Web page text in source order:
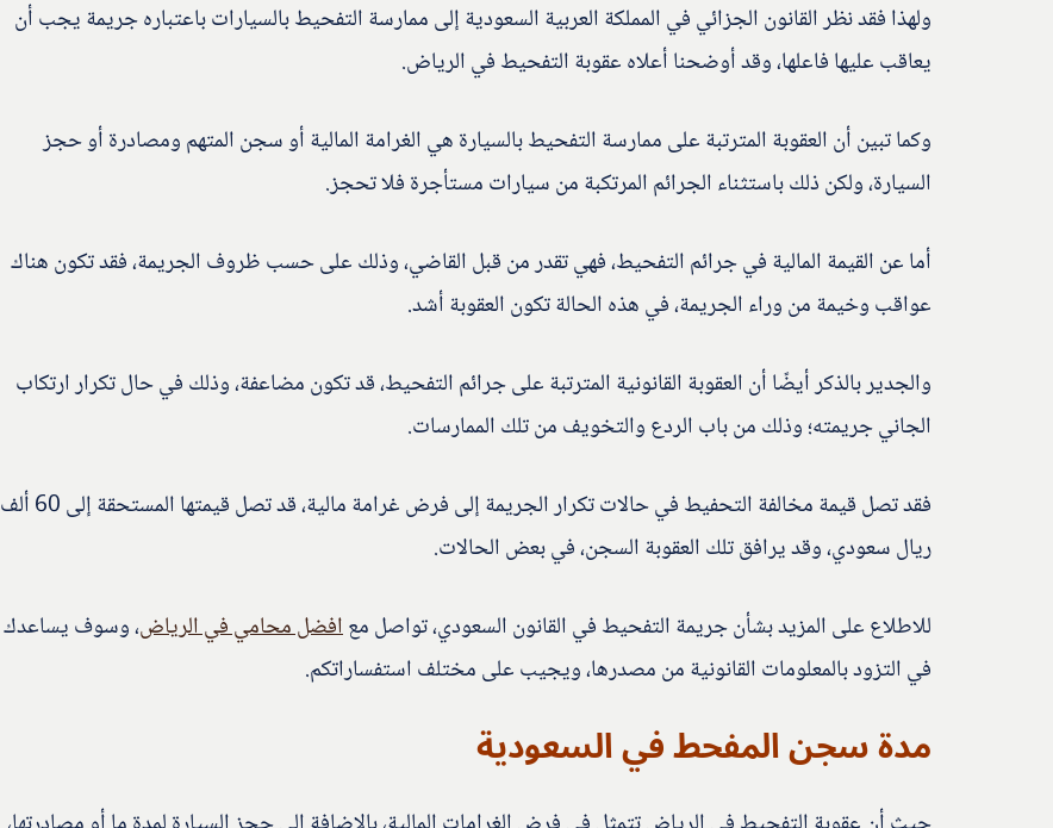
ولهذا فقد نظر القانون الجزائي في المملكة العربية السعودية إلى ممارسة التفحيط بالسيارات باعتباره جريمة يجب أن
يعاقب عليها فاعلها، وقد أوضحنا أعلاه عقوبة التفحيط في الرياض.
وكما تبين أن العقوبة المترتبة على ممارسة التفحيط بالسيارة هي الغرامة المالية أو سجن المتهم ومصادرة أو حجز
السيارة، ولكن ذلك باستثناء الجرائم المرتكبة من سيارات مستأجرة فلا تحجز.
أما عن القيمة المالية في جرائم التفحيط، فهي تقدر من قبل القاضي، وذلك على حسب ظروف الجريمة، فقد تكون هناك
عواقب وخيمة من وراء الجريمة، في هذه الحالة تكون العقوبة أشد.
والجدير بالذكر أيضًا أن العقوبة القانونية المترتبة على جرائم التفحيط، قد تكون مضاعفة، وذلك في حال تكرار ارتكاب
الجاني جريمته؛ وذلك من باب الردع والتخويف من تلك الممارسات.
فقد تصل قيمة مخالفة التحفيط في حالات تكرار الجريمة إلى فرض غرامة مالية، قد تصل قيمتها المستحقة إلى 60 ألف
ريال سعودي، وقد يرافق تلك العقوبة السجن، في بعض الحالات.
للاطلاع على المزيد بشأن جريمة التفحيط في القانون السعودي، تواصل معافضل محامي في الرياض، وسوف يساعدك
في التزود بالمعلومات القانونية من مصدرها، ويجيب على مختلف استفساراتكم.
مدة سجن المفحط في السعودية